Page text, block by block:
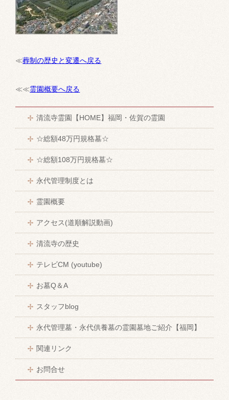
≪葬制の歴史と変遷へ戻る
≪≪霊園概要へ戻る
清流寺霊園【HOME】福岡・佐賀の霊園
☆総額48万円規格墓☆
☆総額108万円規格墓☆
永代管理制度とは
霊園概要
アクセス(道順解説動画)
清流寺の歴史
テレビCM (youtube)
お墓Q＆A
スタッフblog
永代管理墓・永代供養墓の霊園墓地ご紹介【福岡】
関連リンク
お問合せ